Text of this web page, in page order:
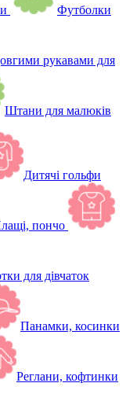
Футболки
рукавами для
Штани для малюків
Дитячі гольфи
пончо
для дівчаток
Панамки, косинки
Реглани, кофтинки